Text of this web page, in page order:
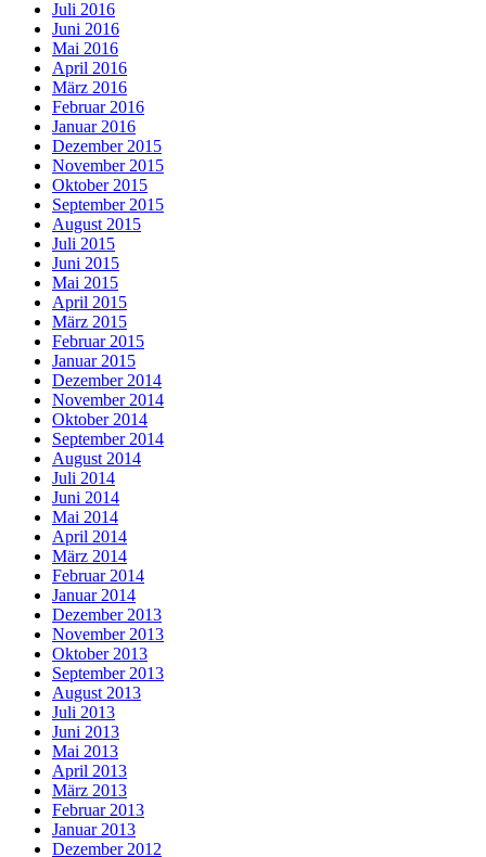
Juli 2016
Juni 2016
Mai 2016
April 2016
März 2016
Februar 2016
Januar 2016
Dezember 2015
November 2015
Oktober 2015
September 2015
August 2015
Juli 2015
Juni 2015
Mai 2015
April 2015
März 2015
Februar 2015
Januar 2015
Dezember 2014
November 2014
Oktober 2014
September 2014
August 2014
Juli 2014
Juni 2014
Mai 2014
April 2014
März 2014
Februar 2014
Januar 2014
Dezember 2013
November 2013
Oktober 2013
September 2013
August 2013
Juli 2013
Juni 2013
Mai 2013
April 2013
März 2013
Februar 2013
Januar 2013
Dezember 2012